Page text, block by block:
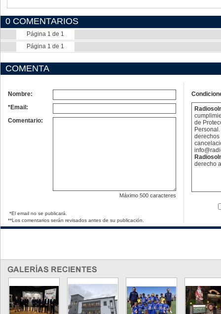
0 COMENTARIOS
Página 1 de 1
Página 1 de 1
COMENTA
Nombre:
*Email:
Comentario:
Máximo 500 caracteres
*El email no se publicará.
**Los comentarios serán revisados antes de su publicación.
de
derechos
derecho